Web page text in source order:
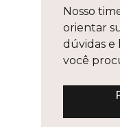
Nosso
orientar
dúvidas e
você